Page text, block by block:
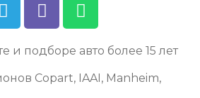
и подборе авто более 15 лет
Copart, IAAI, Manheim,